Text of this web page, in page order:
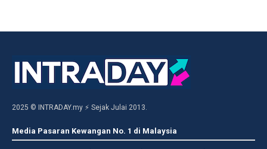
2025 © INTRADAY.my ⚡ Sejak Julai 2013.
Media Pasaran Kewangan No. 1 di Malaysia